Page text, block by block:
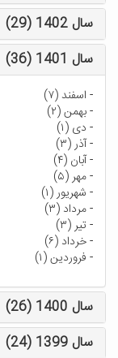
سال 1402 (29)
سال 1401 (36)
- اسفند (۷)
-بهمن (۲)
- دی (۱)
-آذر (۳)
-آبان (۴)
-مهر (۵)
- شهریور (۱)
-مرداد (۳)
-تیر (۳)
-خرداد (۶)
- فروردین (۱)
سال 1400 (26)
سال 1399 (24)